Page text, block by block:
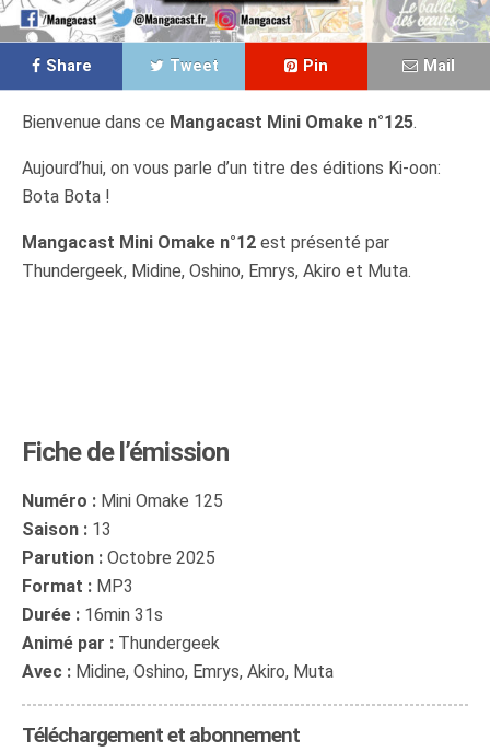
Share Tweet Pin Mail
Bienvenue dans ce Mangacast Mini Omake n°125.
Aujourd’hui, on vous parle d’un titre des éditions Ki-oon:
Bota Bota !
Mangacast Mini Omake n°12 est présenté par
Thundergeek, Midine, Oshino, Emrys, Akiro et Muta.
Fiche de l’émission
Numéro : Mini Omake 125
Saison : 13
Parution : Octobre 2025
Format : MP3
Durée : 16min 31s
Animé par : Thundergeek
Avec : Midine, Oshino, Emrys, Akiro, Muta
Téléchargement et abonnement